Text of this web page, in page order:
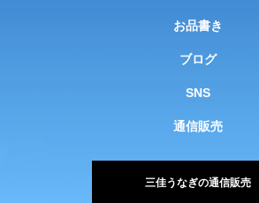
お品書き
ブログ
SNS
通信販売
三佳うなぎの通信販売